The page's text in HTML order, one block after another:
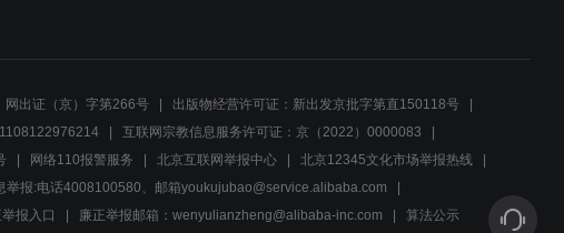
01:06
《深圳之恋》彭大迟再次来
见梅若云
01:02
网出证（京）字第266号
出版物经营许可证：新出发京批字第直150118号
互联网宗教信息服务许可证：京（2022）0000083
网络110报警服务 北京互联网举报中心
北京12345文化市场举报热线
举报:电话4008100580、邮箱youkujubao@service.alibaba.com
报入口 廉正举报邮箱：wenyulianzheng@alibaba-inc.com 算法公示